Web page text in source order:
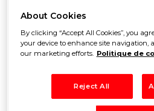
Equipements de série :
4 Haut parleurs
ABS
Accoudoir central AV avec
Aide au démarrage en côte
Airbag conducteur
About Cookies
By clicking “Accept All Cookies”, you
your device to enhance site navigation,
our marketing efforts. Politique de
Reject All